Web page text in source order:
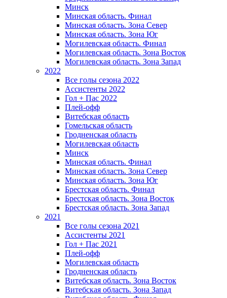
Минск
Минская область. Финал
Минская область. Зона Север
Минская область. Зона Юг
Могилевская область. Финал
Могилевская область. Зона Восток
Могилевская область. Зона Запад
2022
Все голы сезона 2022
Ассистенты 2022
Гол + Пас 2022
Плей-офф
Витебская область
Гомельская область
Гродненская область
Могилевская область
Минск
Mинская область. Финал
Минская область. Зона Север
Минская область. Зона Юг
Брестская область. Финал
Брестская область. Зона Восток
Брестская область. Зона Запад
2021
Все голы сезона 2021
Ассистенты 2021
Гол + Пас 2021
Плей-офф
Могилевская область
Гродненская область
Витебская область. Зона Восток
Витебская область. Зона Запад